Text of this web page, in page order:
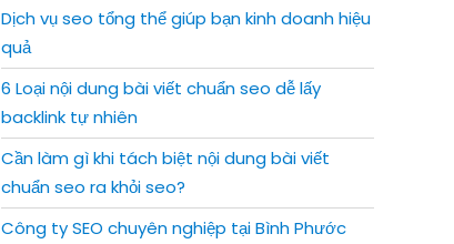
Dịch vụ seo tổng thể giúp bạn kinh doanh hiệu
quả
6 Loại nội dung bài viết chuẩn seo dễ lấy
backlink tự nhiên
Cần làm gì khi tách biệt nội dung bài viết
chuẩn seo ra khỏi seo?
Công ty SEO chuyên nghiệp tại Bình Phước